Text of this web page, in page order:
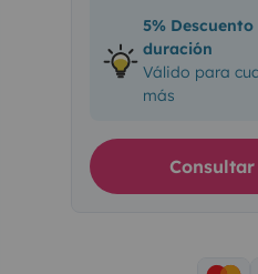
5%
duración
Válido para
más